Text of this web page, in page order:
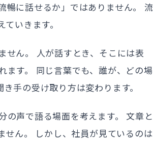
暢に話せるか」ではありません。 流
いきます。
せん。 人が話すとき、そこには表
ます。 同じ言葉でも、誰が、どの場
手の受け取り方は変わります。
の声で語る場面を考えます。 文章と
せん。 しかし、社員が見ているのは